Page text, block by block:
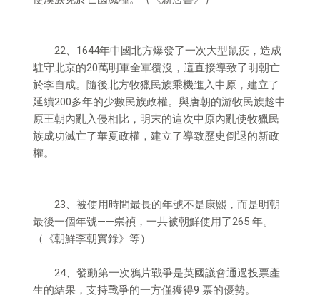
22、1644年中國北方爆發了一次大型鼠疫，造成
駐守北京的20萬明軍全軍覆沒，這直接導致了明朝亡
於李自成。隨後北方牧獵民族乘機進入中原，建立了
延續200多年的少數民族政權。與唐朝的游牧民族趁中
原王朝內亂入侵相比，明末的這次中原內亂使牧獵民
族成功滅亡了華夏政權，建立了導致歷史倒退的新政
權。
23、被使用時間最長的年號不是康熙，而是明朝
最後一個年號——崇禎，一共被朝鮮使用了265 年。
（《朝鮮李朝實錄》等）
24、發動第一次鴉片戰爭是英國議會通過投票產
生的結果，支持戰爭的一方僅獲得9 票的優勢。